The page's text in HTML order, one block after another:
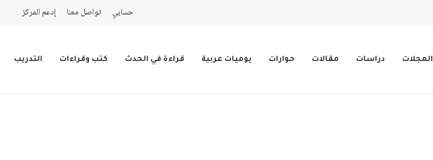
حسابي تواصل معنا إدعم المركز
المجلات دراسات مقالات حوارات يوميات عربية قراءة في الحدث كتب وقراءات التدريب